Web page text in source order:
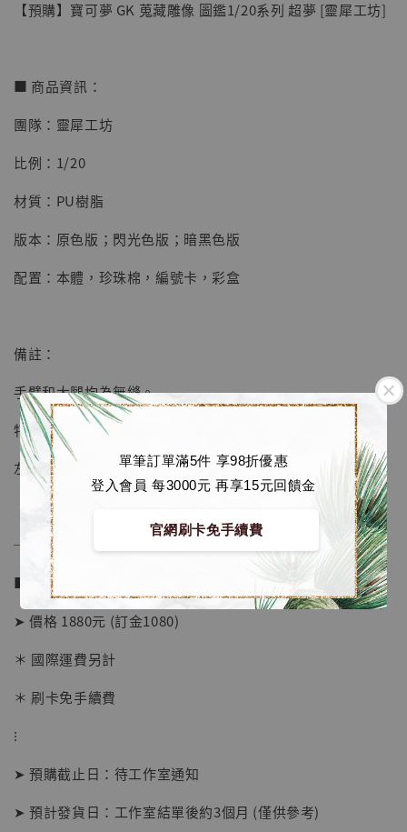
單筆訂單滿5件 享98折優惠
登入會員 每3000元 再享15元回饋金
官網刷卡免手續費
【店內現貨】七龍珠 系列蒐藏雕像 悟空 鳥山
NT$ 4,280
NT$ 5,580
【店內現貨】海賊王 系列蒐藏雕像 布魯克達
摩 [7STARS Studio]
NT$ 1,500
-
【預購】寶可夢 GK 蒐藏雕像 圖鑑1/20系列 超夢 [靈犀工坊]
■ 商品資訊：
團隊：靈犀工坊
比例：1/20
材質：PU樹脂
版本：原色版；閃光色版；暗黑色版
配置：本體，珍珠棉，編號卡，彩盒
備註：
手臂和大腿均為無縫。
特效件均可拆卸。
左腳特效需要安裝才穩定，其他可根據喜好安裝。
──────────────
■ 販售資訊 (Price in TWD)：
➤ 價格 1880元 (訂金1080)
＊ 國際運費另計
＊ 刷卡免手續費
⁝
➤ 預購截止日：待工作室通知
➤ 預計發貨日：工作室結單後約3個月 (僅供參考)